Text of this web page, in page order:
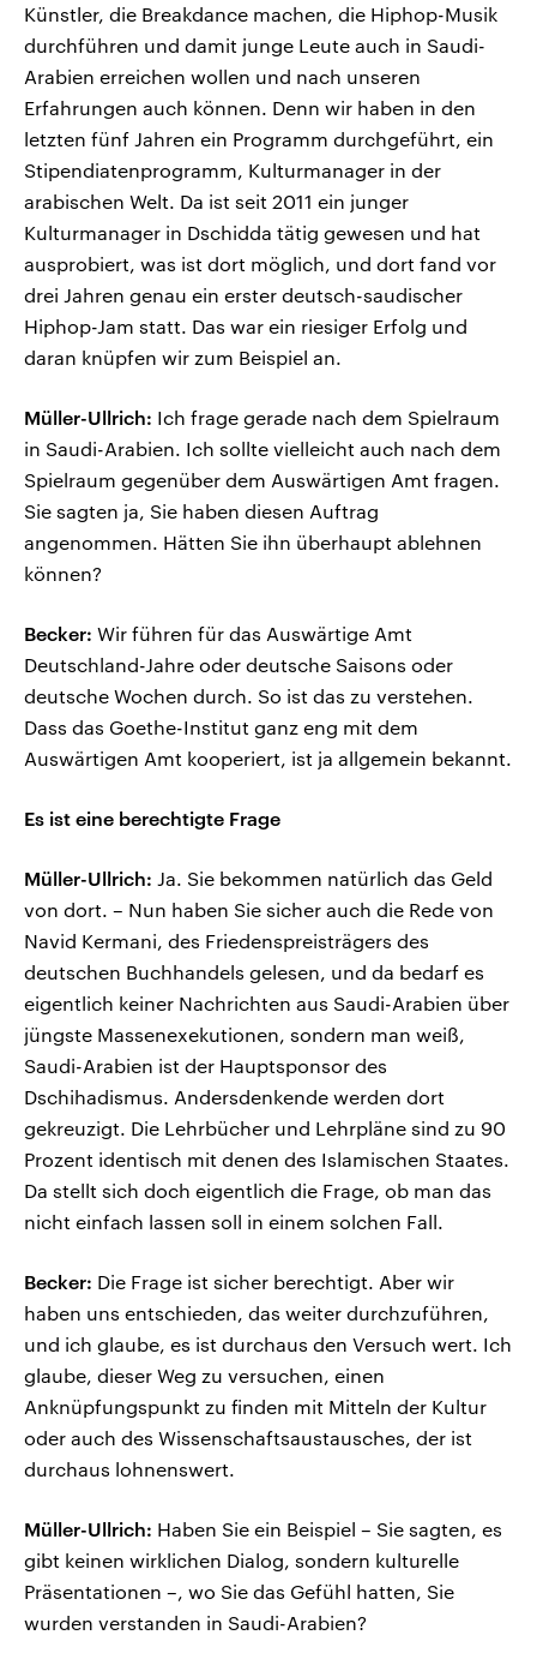
Künstler, die Breakdance machen, die Hiphop-Musik
durchführen und damit junge Leute auch in Saudi-
Arabien erreichen wollen und nach unseren
Erfahrungen auch können. Denn wir haben in den
letzten fünf Jahren ein Programm durchgeführt, ein
Stipendiatenprogramm, Kulturmanager in der
arabischen Welt. Da ist seit 2011 ein junger
Kulturmanager in Dschidda tätig gewesen und hat
ausprobiert, was ist dort möglich, und dort fand vor
drei Jahren genau ein erster deutsch-saudischer
Hiphop-Jam statt. Das war ein riesiger Erfolg und
daran knüpfen wir zum Beispiel an.
Müller-Ullrich: Ich frage gerade nach dem Spielraum
in Saudi-Arabien. Ich sollte vielleicht auch nach dem
Spielraum gegenüber dem Auswärtigen Amt fragen.
Sie sagten ja, Sie haben diesen Auftrag
angenommen. Hätten Sie ihn überhaupt ablehnen
können?
Becker: Wir führen für das Auswärtige Amt
Deutschland-Jahre oder deutsche Saisons oder
deutsche Wochen durch. So ist das zu verstehen.
Dass das Goethe-Institut ganz eng mit dem
Auswärtigen Amt kooperiert, ist ja allgemein bekannt.
Es ist eine berechtigte Frage
Müller-Ullrich: Ja. Sie bekommen natürlich das Geld
von dort. – Nun haben Sie sicher auch die Rede von
Navid Kermani, des Friedenspreisträgers des
deutschen Buchhandels gelesen, und da bedarf es
eigentlich keiner Nachrichten aus Saudi-Arabien über
jüngste Massenexekutionen, sondern man weiß,
Saudi-Arabien ist der Hauptsponsor des
Dschihadismus. Andersdenkende werden dort
gekreuzigt. Die Lehrbücher und Lehrpläne sind zu 90
Prozent identisch mit denen des Islamischen Staates.
Da stellt sich doch eigentlich die Frage, ob man das
nicht einfach lassen soll in einem solchen Fall.
Becker: Die Frage ist sicher berechtigt. Aber wir
haben uns entschieden, das weiter durchzuführen,
und ich glaube, es ist durchaus den Versuch wert. Ich
glaube, dieser Weg zu versuchen, einen
Anknüpfungspunkt zu finden mit Mitteln der Kultur
oder auch des Wissenschaftsaustausches, der ist
durchaus lohnenswert.
Müller-Ullrich: Haben Sie ein Beispiel – Sie sagten, es
gibt keinen wirklichen Dialog, sondern kulturelle
Präsentationen –, wo Sie das Gefühl hatten, Sie
wurden verstanden in Saudi-Arabien?